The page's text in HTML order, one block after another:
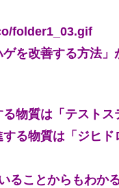
folder1_03.gif
を改善する方法
物質は「テスト
る物質は「ジヒ
ることからもわか